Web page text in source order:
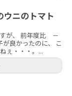
ウニのトマト
が、 前年度比 －
良かったのに、 こ
ぇ・・・。...